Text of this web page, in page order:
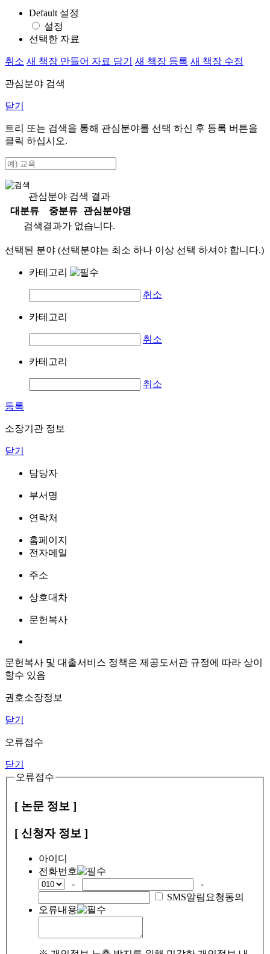
Default 설정
설정
선택한 자료
취소 새 책장 만들어 자료 담기 새 책장 등록 새 책장 수정
관심분야 검색
닫기
트리 또는 검색을 통해 관심분야를 선택 하신 후 등록 버튼을
클릭 하십시오.
관심분야 검색 결과
대분류
중분류
관심분야명
검색결과가 없습니다.
선택된 분야 (선택분야는 최소 하나 이상 선택 하셔야 합니다.)
카테고리
취소
카테고리
취소
카테고리
취소
등록
소장기관 정보
닫기
담당자
부서명
연락처
홈페이지
전자메일
주소
상호대차
문헌복사
문헌복사 및 대출서비스 정책은 제공도서관 규정에 따라 상이
할수 있음
권호소장정보
닫기
오류접수
닫기
오류접수
[ 논문 정보 ]
[ 신청자 정보 ]
아이디
전화번호
-
-
SMS알림요청동의
오류내용